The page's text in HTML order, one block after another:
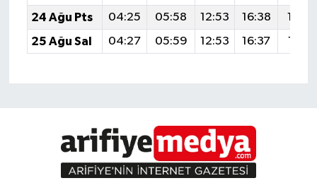
24 Ağu Pts
04:25 05:58 12:53 16:38
25 Ağu Sal
04:27 05:59 12:53 16:37 19:37